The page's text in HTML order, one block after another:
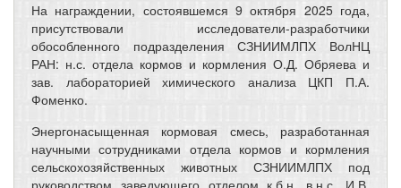
На награждении, состоявшемся 9 октября 2025 года,
присутствовали исследователи-разработчики
обособленного подразделения СЗНИИМЛПХ ВолНЦ
РАН: н.с. отдела кормов и кормления О.Д. Обряева и
зав. лабораторией химического анализа ЦКП П.А.
Фоменко.
Энергонасыщенная кормовая смесь, разработанная
научными сотрудниками отдела кормов и кормления
сельскохозяйственных животных СЗНИИМЛПХ под